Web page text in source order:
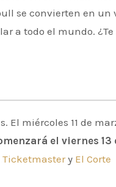
se convierten en un
a todo el mundo. ¿Te
El miércoles 11 de
el viernes 13
Ticketmastery El Corte